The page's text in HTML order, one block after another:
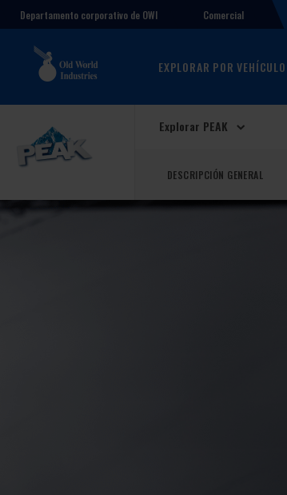
Departamento corporativo de OWI Comercial
EXPLORAR POR VEHÍCULO
Explorar PEAK
DESCRIPCIÓN GENERAL